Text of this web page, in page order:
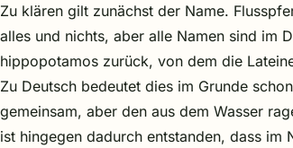
Zu klären gilt zunächst der Name.
alles und nichts, aber alle Namen sind im
hippopotamos zurück, von dem die
Zu Deutsch bedeutet dies im Grunde
gemeinsam, aber den aus dem Wasser
ist hingegen dadurch entstanden, dass